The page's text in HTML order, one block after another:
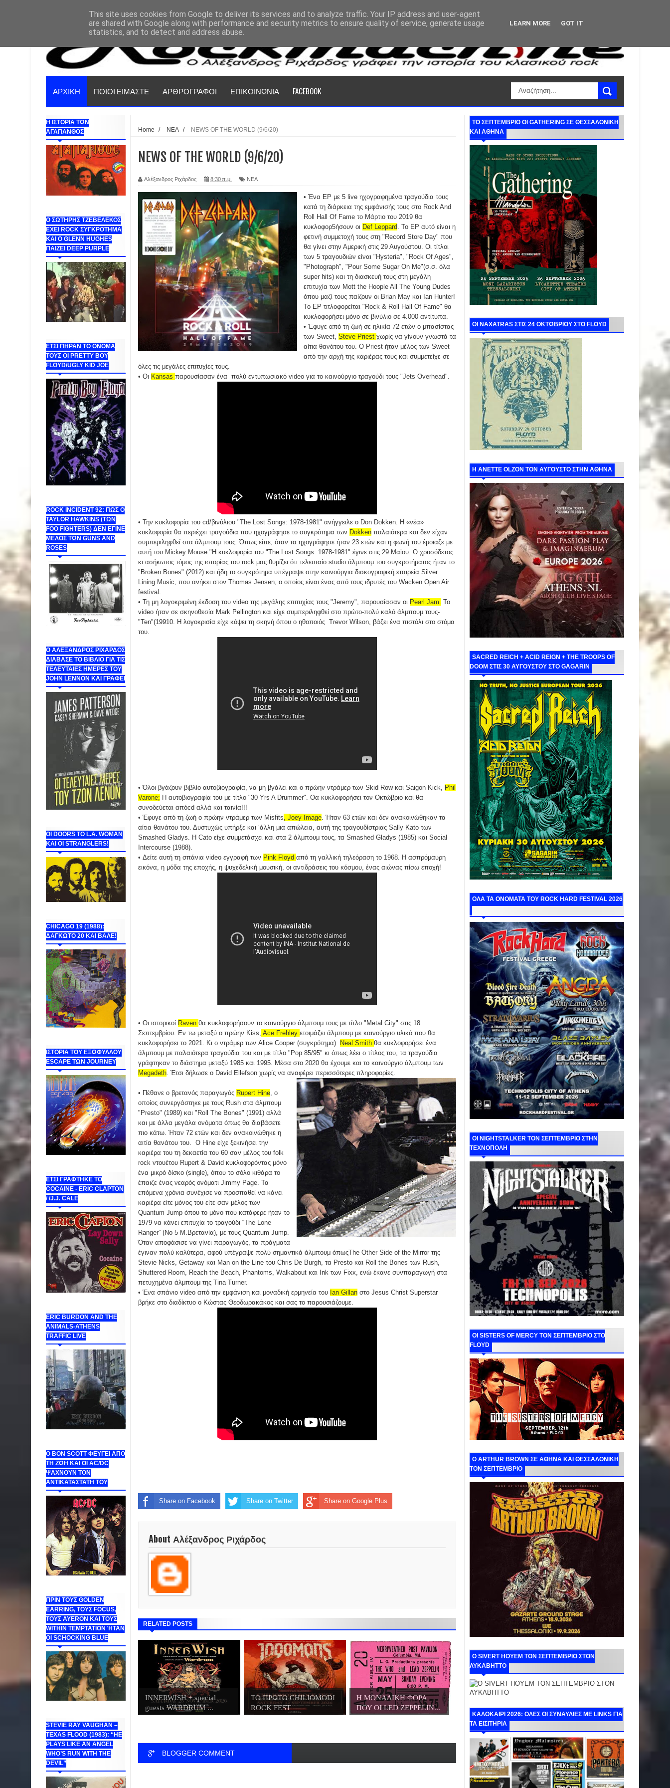
ΑΡΧΙΚΗ ΠΟΙΟΙ ΕΙΜΑΣΤΕ ΑΡΘΡΟΓΡΑΦΟΙ ΕΠΙΚΟΙΝΩΝΙΑ FACEBOOK
Η ΙΣΤΟΡΙΑ ΤΩΝ
ΑΓΑΠΑΝΘΟΣ
Ο ΣΩΤΗΡΗΣ ΤΖΕΒΕΛΕΚΟΣ
ΕΧΕΙ ROCK ΣΥΓΚΡΟΤΗΜΑ
ΚΑΙ Ο GLENN HUGHES
ΠΑΙΖΕΙ DEEP PURPLE
ΕΤΣΙ ΠΗΡΑΝ ΤΟ ΟΝΟΜΑ
ΤΟΥΣ ΟΙ PRETTY BOY
FLOYD/UGLY KID JOE
ROCK INCIDENT 92: ΠΩΣ Ο
TAYLOR HAWKINS (ΤΩΝ
FOO FIGHTERS) ΔΕΝ ΕΓΙΝΕ
ΜΕΛΟΣ ΤΩΝ GUNS AND
ROSES
Ο ΑΛΕΞΑΝΔΡΟΣ ΡΙΧΑΡΔΟΣ
ΔΙΑΒΑΣΕ ΤΟ ΒΙΒΛΙΟ ΓΙΑ ΤΙΣ
ΤΕΛΕΥΤΑΙΕΣ ΗΜΕΡΕΣ ΤΟΥ
JOHN LENNON ΚΑΙ ΓΡΑΦΕΙ
ΟΙ DOORS ΤΟ L.A. WOMAN
KAI OI STRANGLERS!
CHICAGO 19 (1988):
ΔΑΓΚΩΤΟ 20 ΚΑΙ ΒΑΛΕ!
ΙΣΤΟΡΙΑ ΤΟΥ ΕΞΩΦΥΛΛΟΥ
ESCAPE ΤΩΝ JOURNEY
ΕΤΣΙ ΓΡΑΦΤΗΚΕ ΤΟ
COCAINE - ERIC CLAPTON
/ /J.J. CALE
ERIC BURDON AND THE
ANIMALS-ATHENS
TRAFFIC LIVE
Ο BON SCOTT ΦΕΥΓΕΙ ΑΠΟ
ΤΗ ΖΩΗ ΚΑΙ ΟΙ AC/DC
ΨΑΧΝΟΥΝ ΤΟΝ
ΑΝΤΙΚΑΤΑΣΤΑΤΗ ΤΟΥ
ΠΡΙΝ ΤΟΥΣ GOLDEN
EARRING, ΤΟΥΣ FOCUS,
ΤΟΥΣ ΑΥΕROΝ ΚΑΙ ΤΟΥΣ
WITHIN TEMPTATION ΉΤΑΝ
ΟΙ SCHOCKING BLUE
STEVIE RAY VAUGHAN –
TEXAS FLOOD (1983): “HE
PLAYS LIKE AN ANGEL
WHO’S RUN WITH THE
DEVIL”
Home / ΝΕΑ / NEWS OF THE WORLD (9/6/20)
NEWS OF THE WORLD (9/6/20)
Αλέξανδρος Ριχάρδος 8:30 π.μ. ΝΕΑ
• Ένα EP με 5 live ηχογραφημένα τραγούδια τους
κατά τη διάρκεια της εμφάνισής τους στο Rock And
Roll Hall Of Fame το Μάρτιο του 2019 θα
κυκλοφορ5ήσουν οι Def Leppard . Το EP αυτό είναι η
φετινή συμμετοχή τους στη "Record Store Day" που
θα γίνει στην Αμερική στις 29 Αυγούστου. Οι τίτλοι
των 5 τραγουδιών είναι "Hysteria", "Rock Of Ages",
"Photograph", "Pour Some Sugar On Me"(σ.σ. όλα
super hits) και τη διασκευή τους στη μεγάλη
επιτυχία των Mott the Hoople All The Young Dudes
όπου μαζί τους παίζουν οι Brian May και Ian Hunter!
Το EP τιτλοφορείται "Rock & Roll Hall Of Fame" θα
κυκλοφορήσει μόνο σε βινύλιο σε 4.000 αντίτυπα.
• Έφυγε από τη ζωή σε ηλικία 72 ετών ο μπασίστας
των Sweet, Steve Priest χωρίς να γίνουν γνωστά τα
αίτια θανάτου του. Ο Priest ήταν μέλος των Sweet
από την αρχή της καριέρας τους και συμμετείχε σε
όλες τις μεγάλες επιτυχίες τους.
• Οι Kansas παρουσίασαν ένα πολύ εντυπωσιακό video για το καινούργιο τραγούδι τους "Jets Overhead".
• Την κυκλοφορία του cd/βινύλιου "The Lost Songs: 1978-1981" ανήγγειλε ο Don Dokken. Η «νέα»
κυκλοφορία θα περιέχει τραγούδια που ηχογράφησε το συγκρότημα των Dokken παλαιότερα και δεν είχαν
συμπεριληφθεί στα άλμπουμ τους. Όπως είπε, όταν τα ηχογράφησε ήταν 23 ετών και η φωνή του έμοιαζε με
αυτή του Mickey Mouse."Η κυκλοφορία του "The Lost Songs: 1978-1981" έγινε στις 29 Μαϊου. Ο χρυσόδετος
κι ασήκωτος τόμος της ιστορίας του rock μας θυμίζει ότι τελευταίο studio άλμπουμ του συγκροτήματος ήταν το
"Broken Bones" (2012) και ήδη το συγκρότημα υπέγραψε στην καινούργια δισκογραφική εταιρεία Silver
Lining Music, που ανήκει στον Thomas Jensen, ο οποίος είναι ένας από τους ιδρυτές του Wacken Open Air
festival.
• Τη μη λογοκριμένη έκδοση του video της μεγάλης επιτυχίας τους "Jeremy", παρουσίασαν οι Pearl Jam. To
video ήταν σε σκηνοθεσία Mark Pellington και είχε συμπεριληφθεί στο πρώτο-πολύ καλό άλμπουμ τους-
"Ten"(19910. Η λογοκρισία είχε κόψει τη σκηνή όπου ο ηθοποιός Trevor Wilson, βάζει ένα πιστόλι στο στόμα
του.
• Όλοι βγάζουν βιβλίο αυτοβιογραφία, να μη βγάλει και ο πρώην ντράμερ των Skid Row και Saigon Kick, Phil
Varone; Η αυτοβιογραφία του με τίτλο "30 Yrs A Drummer". Θα κυκλοφορήσει τον Οκτώβριο και θα
συνοδεύεται απόcd αλλά και ταινία!!!
• Έφυγε από τη ζωή ο πρώην ντράμερ των Misfits , Joey Image . Ήταν 63 ετών και δεν ανακοινώθηκαν τα
αίτια θανάτου του. Δυστυχώς υπήρξε και ‘άλλη μια απώλεια, αυτή της τραγουδίστριας Sally Kato των
Smashed Gladys. Η Cato είχε συμμετάσχει και στα 2 άλμπουμ τους, τα Smashed Gladys (1985) και Social
Intercourse (1988).
• Δείτε αυτή τη σπάνια video εγγραφή των Pink Floyd από τη γαλλική τηλεόραση το 1968. Η ασπρόμαυρη
εικόνα, η μόδα της εποχής, η ψυχεδελική μουσική, οι αντιδράσεις του κόσμου, ένας αιώνας πίσω εποχή!
• Οι ιστορικοί Raven θα κυκλοφορήσουν το καινούργιο άλμπουμ τους με τίτλο "Metal City" στις 18
Σεπτεμβρίου. Εν τω μεταξύ ο πρώην Kiss, Ace Frehley ετοιμάζει άλμπουμ με καινούργιο υλικό που θα
κυκλοφορήσει το 2021. Κι ο ντράμερ των Alice Cooper (συγκρότημα) Neal Smith θα κυκλοφορήσει ένα
άλμπουμ με παλαιότερα τραγούδια του και με τίτλο "Pop 85/95" κι όπως λέει ο τίτλος του, τα τραγούδια
γράφτηκαν το διάστημα μεταξύ 1985 και 1995. Μέσα στο 2020 θα έχουμε και το καινούργιο άλμπουμ των
Megadeth . Έτσι δήλωσε ο David Ellefson χωρίς να αναφέρει περισσότερες πληροφορίες.
• Πέθανε ο βρετανός παραγωγός Rupert Hine , ο
οποίος συνεργάστηκε με τους Rush στα άλμπουμ
"Presto" (1989) και "Roll The Bones" (1991) αλλά
και με άλλα μεγάλα ονόματα όπως θα διαβάσετε
πιο κάτω. Ήταν 72 ετών και δεν ανακοινώθηκε η
αιτία θανάτου του. Ο Hine είχε ξεκινήσει την
καριέρα του τη δεκαετία του 60 σαν μέλος του folk
rock ντουέτου Rupert & David κυκλοφορόντας μόνο
ένα μικρό δίσκο (single), όπου το σόλο κιθάρα το
έπαιζε ένας νεαρός ονόματι Jimmy Page. Τα
επόμενα χρόνια συνέχισε να προσπαθεί να κάνει
καριέρα είτε μόνος του είτε σαν μέλος των
Quantum Jump όπου το μόνο που κατάφερε ήταν το
1979 να κάνει επιτυχία το τραγούδι “The Lone
Ranger” (Νο 5 Μ.Βρετανία), με τους Quantum Jump.
Όταν αποφάσισε να γίνει παραγωγός, τα πράγματα
έγιναν πολύ καλύτερα, αφού υπέγραψε πολύ σημαντικά άλμπουμ όπωςThe Other Side of the Mirror της
Stevie Nicks, Getaway και Man on the Line του Chris De Burgh, τα Presto και Roll the Bones των Rush,
Shuttered Room, Reach the Beach, Phantoms, Walkabout και Ink των Fixx, ενώ έκανε συνπαραγωγή στα
πετυχημένα άλμπουμ της Tina Turner.
• Ένα σπάνιο video από την εμφάνιση και μοναδική ερμηνεία του Ian Gillan στο Jesus Christ Superstar
βρήκε στο διαδίκτυο ο Κώστας Θεοδωρακάκος και σας το παρουσιάζουμε.
Share on Facebook Share on Twitter Share on Google Plus
About Αλέξανδρος Ριχάρδος
RELATED POSTS
INNERWISH + special
guests WARDRUM ...
ΤΟ ΠΡΩΤΟ CHILIOMODI
ROCK FEST
Η ΜΟΝΑΔΙΚΗ ΦΟΡΑ
ΠΟΥ ΟΙ LED ZEPPELIN...
BLOGGER COMMENT
ΤΟ ΣΕΠΤΕΜΒΡΙΟ ΟΙ GATHERING ΣΕ ΘΕΣΣΑΛΟΝΙΚΗ
ΚΑΙ ΑΘΗΝΑ
ΟΙ NAXATRAS ΣΤΙΣ 24 ΟΚΤΩΒΡΙΟΥ ΣΤΟ FLOYD
Η ANETTE OLZON ΤΟΝ ΑΥΓΟΥΣΤΟ ΣΤΗΝ ΑΘΗΝΑ
SACRED REICH + ACID REIGN + THE TROOPS OF
DOOM ΣΤΙΣ 30 ΑΥΓΟΥΣΤΟΥ ΣΤΟ GAGARIN
ΟΛΑ ΤΑ ΟΝΟΜΑΤΑ ΤΟΥ ROCK HARD FESTIVAL 2026
ΟΙ NIGHTSTALKER ΤΟΝ ΣΕΠΤΕΜΒΡΙΟ ΣΤΗΝ
ΤΕΧΝΟΠΟΛΗ
ΟΙ SISTERS OF MERCY ΤΟΝ ΣΕΠΤΕΜΒΡΙΟ ΣΤΟ
FLOYD
O ARTHUR BROWN ΣΕ ΑΘΗΝΑ ΚΑΙ ΘΕΣΣΑΛΟΝΙΚΗ
ΤΟΝ ΣΕΠΤΕΜΒΡΙΟ
Ο SIVERT HOYEM ΤΟΝ ΣΕΠΤΕΜΒΡΙΟ ΣΤΟΝ
ΛΥΚΑΒΗΤΤΟ
ΚΑΛΟΚΑΙΡΙ 2026: ΟΛΕΣ ΟΙ ΣΥΝΑΥΛΙΕΣ ΜΕ LINKS ΓΙΑ
ΤΑ ΕΙΣΙΤΗΡΙΑ
This site uses cookies from Google to deliver its services and to analyze traffic. Your IP address and user-agent
are shared with Google along with performance and security metrics to ensure quality of service, generate usage
statistics, and to detect and address abuse.
LEARN MORE GOT IT